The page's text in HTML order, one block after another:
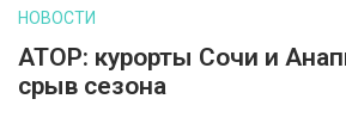
НОВОСТИ
АТОР: курорты Сочи и
срыв сезона